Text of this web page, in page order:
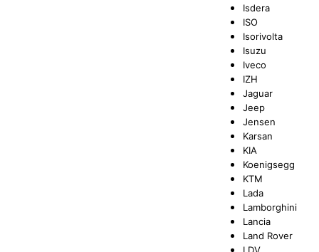
Isdera
ISO
Isorivolta
Isuzu
Iveco
IZH
Jaguar
Jeep
Jensen
Karsan
KIA
Koenigsegg
KTM
Lada
Lamborghini
Lancia
Land Rover